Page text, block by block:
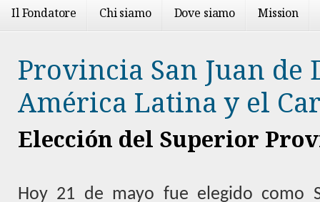
Il Fondatore Chi siamo Dove siamo Mission
Provincia San Juan de
América Latina y el
Elección del Superior
Hoy 21 de mayo fue elegido como